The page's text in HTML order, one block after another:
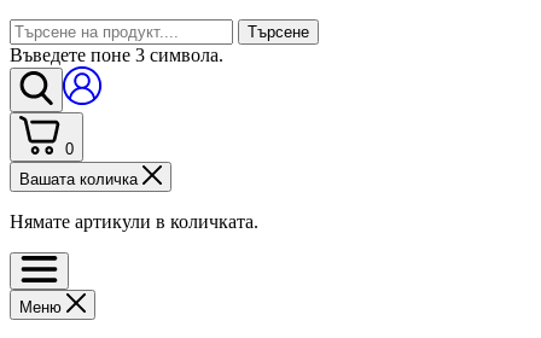
Търсене
Въведете поне 3 символа.
0
Вашата количка
Нямате артикули в количката.
Меню